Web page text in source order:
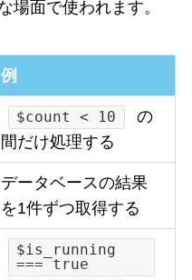
場面で使われます。
例
$count < 10
の
間だけ処理する
データベースの結果
を1件ずつ取得する
$is_running
=== true